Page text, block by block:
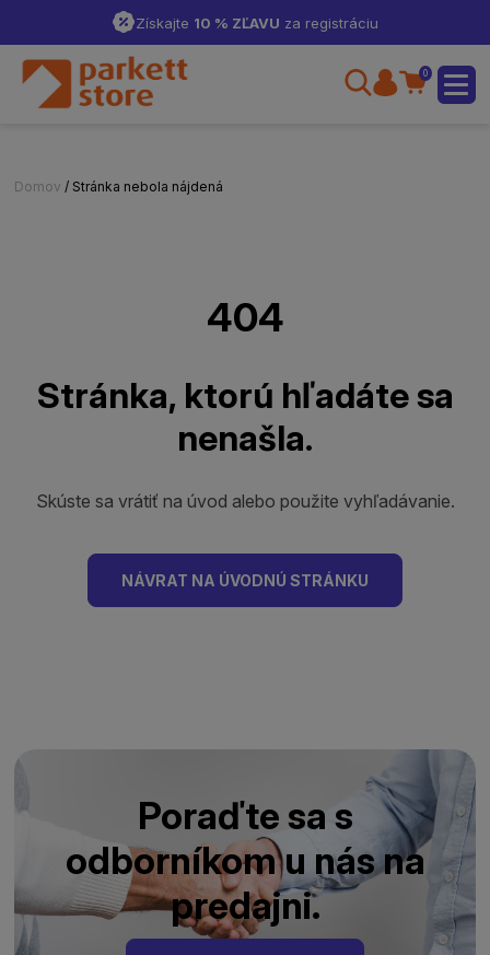
Získajte 10 % ZĽAVU za registráciu
0
Domov / Stránka nebola nájdená
404
Stránka, ktorú hľadáte sa
nenašla.
Skúste sa vrátiť na úvod alebo použite vyhľadávanie.
NÁVRAT NA ÚVODNÚ STRÁNKU
Poraďte sa s
odborníkom u nás na
predajni.